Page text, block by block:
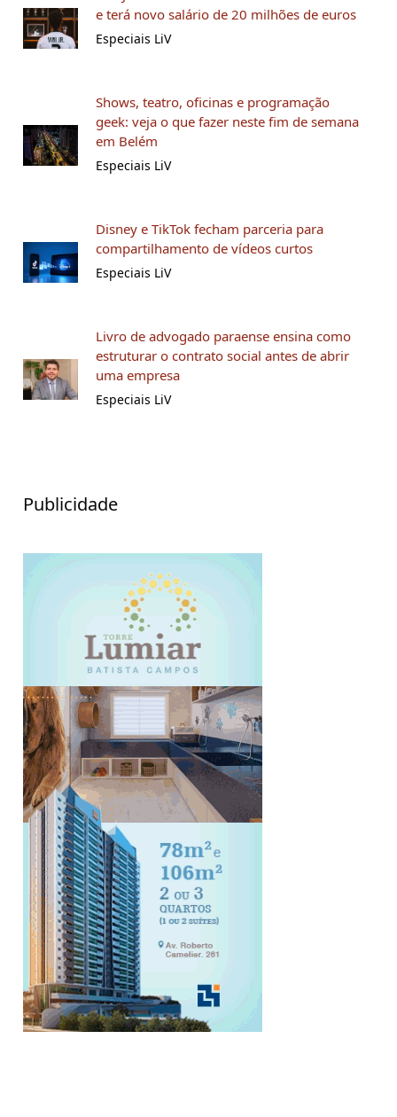
e terá novo salário de 20 milhões de euros
Especiais LiV
Shows, teatro, oficinas e programação
geek: veja o que fazer neste fim de semana
em Belém
Especiais LiV
Disney e TikTok fecham parceria para
compartilhamento de vídeos curtos
Especiais LiV
Livro de advogado paraense ensina como
estruturar o contrato social antes de abrir
uma empresa
Especiais LiV
Publicidade